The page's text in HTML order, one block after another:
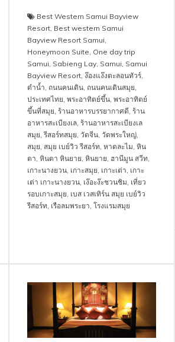
Best Western Samui Bayview
Resort Best western Samui
Bayview Resort Samui
Honeymoon Suite One day trip
Samui Sabieng Lay Samui Samui
Bayview Resort ง๊องแง๊งตะลอนทัวร์
ดำน้ำ ถนนคนเดิน ถนนคนเดินสมุย
ประเทศไทย พระอาทิตย์ขึ้น พระอาทิตย์
ขึ้นที่สมุย ร้านอาหารบรรยากาศดี ร้าน
อาหารสะเบียงเล ร้านอาหารสะเบียงเล
สมุย ,รีสอร์ทสมุย วัดจีน วัดพระใหญ่
สมุย สมุย เบย์วิว รีสอร์ท หาดละไม หิน
ตา หินตา หินยาย หินยาย ฮานีมูน สวีท
เกาะนางยวน เกาะสมุย เกาะเต่า เกาะ
เต่า เกาะนางยวน เง๊อะง๊ะชวนชิม เที่ยว
รอบเกาะสมุย เบส เวสเทิร์น สมุย เบย์วิว
รีสอร์ท เรือลมพระยา โรงแรมสมุย